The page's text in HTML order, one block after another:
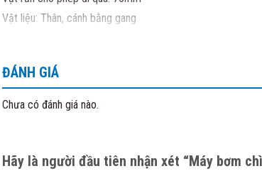
Vật liệu: Thân, cánh bằng gang
(Không bao gồm Bend kết nối DN100 như hình minh họa).
CÔNG TY CỔ PHẦN MATRA QUỐC TẾ
Đại diện Uỷ quyền của hãng bơm Matra – Italy
ĐÁNH GIÁ
Chưa có đánh giá nào.
Hãy là người đầu tiên nhận xét “Máy bơm